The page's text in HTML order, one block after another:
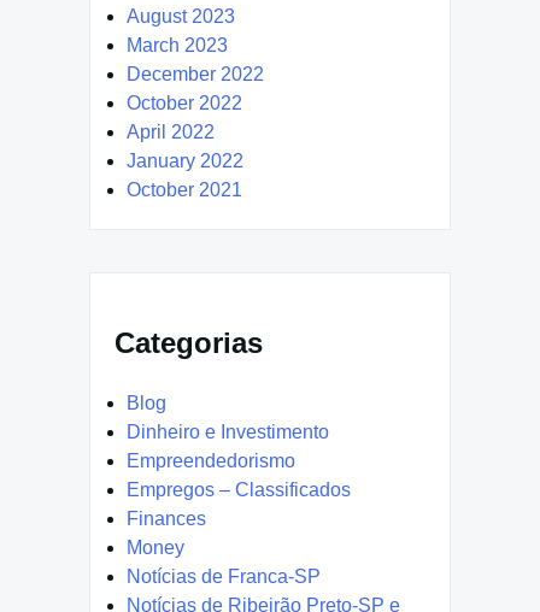
August 2023
March 2023
December 2022
October 2022
April 2022
January 2022
October 2021
Categorias
Blog
Dinheiro e Investimento
Empreendedorismo
Empregos – Classificados
Finances
Money
Notícias de Franca-SP
Notícias de Ribeirão Preto-SP e